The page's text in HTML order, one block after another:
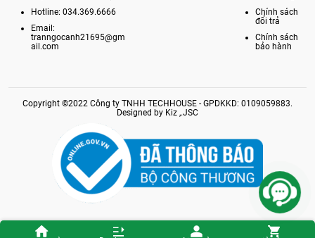
Hotline: 034.369.6666
Email:
tranngocanh21695@gm
ail.com
Chính sách
đổi trả
Chính sách
bảo hành
Copyright ©2022 Công ty TNHH TECHHOUSE - GPDKKD: 0109059883.
Designed by Kiz ,.JSC